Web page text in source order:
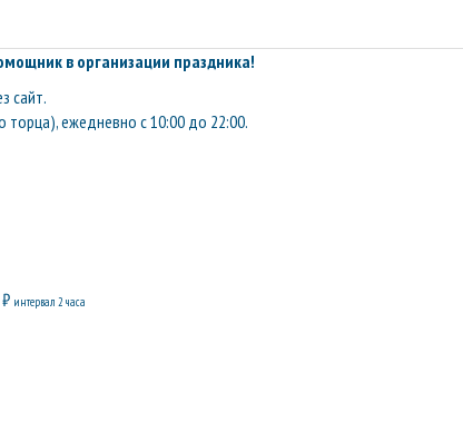
в организации праздника!
сайт.
торца), ежедневно с 10:00 до 22:00.
интервал 2 часа